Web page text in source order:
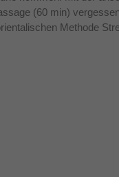
(60 min)
Methode